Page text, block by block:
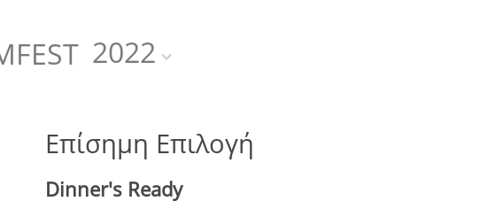
2022
Επίσημη Επιλογή
Dinner's Ready